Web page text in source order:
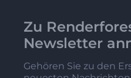
Zu
Newsletter
Gehören Sie zu den